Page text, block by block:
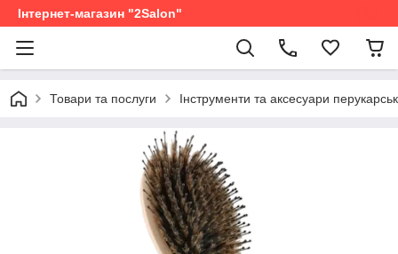
Інтернет-магазин "2Salon"
Товари та послуги Інструменти та аксесуари